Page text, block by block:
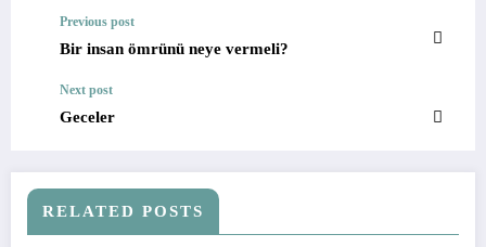
Previous post
Bir insan ömrünü neye vermeli?
Next post
Geceler
RELATED POSTS